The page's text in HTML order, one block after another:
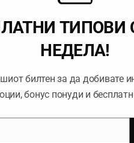
time I comment.ТИПОВИ
НЕДЕЛА!
билтен за да добивате
бонус понуди и